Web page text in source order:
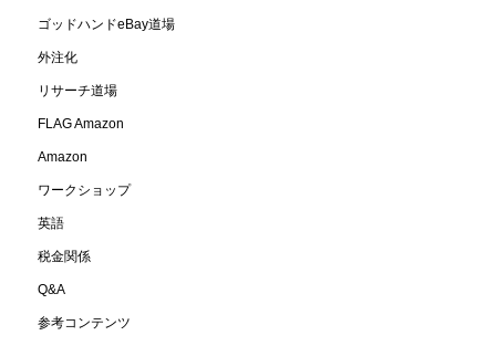
ゴッドハンドeBay道場
外注化
リサーチ道場
FLAG Amazon
Amazon
ワークショップ
英語
税金関係
Q&A
参考コンテンツ